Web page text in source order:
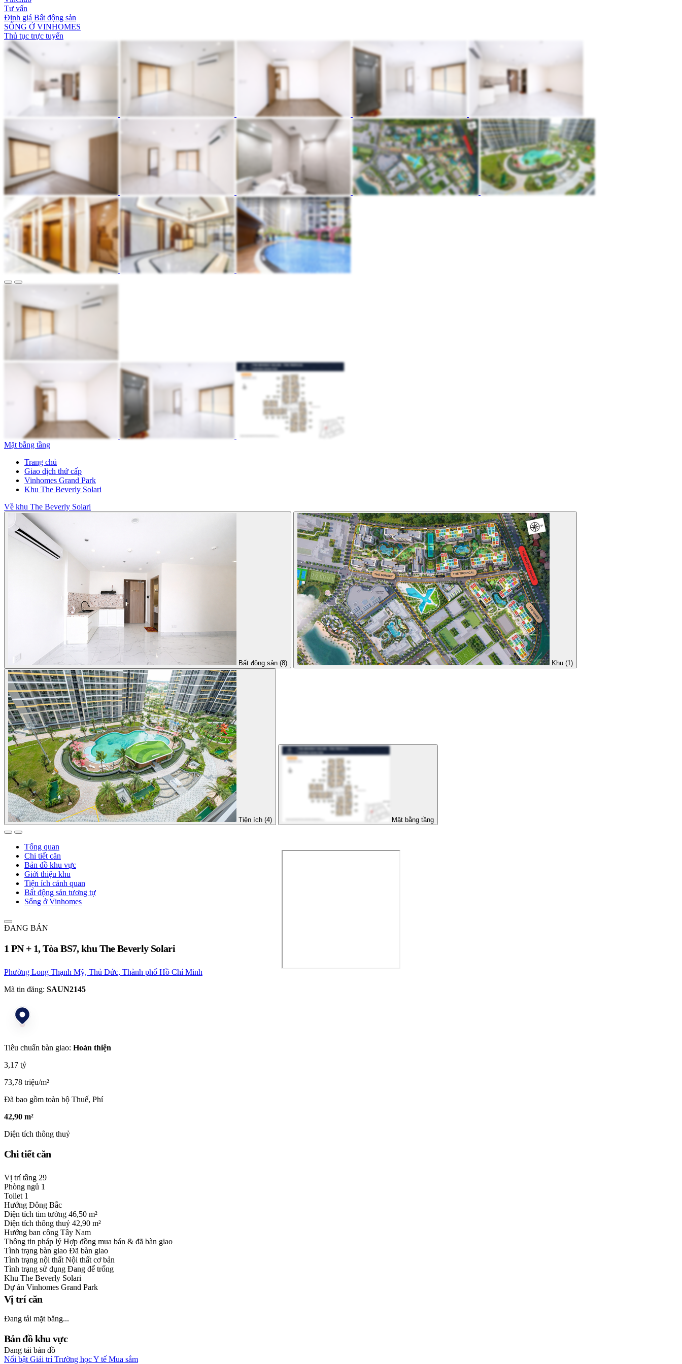
Tư vấn
Định giá Bất động sản
SỐNG Ở VINHOMES
Thủ tục trực tuyến
Mặt bằng tầng
Trang chủ
Giao dịch thứ cấp
Vinhomes Grand Park
Khu The Beverly Solari
Về khu The Beverly Solari
Bất động sản (8) Khu (1)
Tiện ích (4) Mặt bằng tầng
Tổng quan
Chi tiết căn
Bản đồ khu vực
Giới thiệu khu
Tiện ích cảnh quan
Bất động sản tương tự
Sống ở Vinhomes
ĐANG BÁN
1 PN + 1, Tòa BS7, khu The Beverly Solari
Phường Long Thạnh Mỹ, Thủ Đức, Thành phố Hồ Chí Minh
Mã tin đăng: SAUN2145
Tiêu chuẩn bàn giao: Hoàn thiện
3,17 tỷ
73,78 triệu/m²
Đã bao gồm toàn bộ Thuế, Phí
42,90 m²
Diện tích thông thuỷ
Chi tiết căn
Vị trí tầng 29
Phòng ngủ 1
Toilet 1
Hướng Đông Bắc
Diện tích tim tường 46,50 m²
Diện tích thông thuỷ 42,90 m²
Hướng ban công Tây Nam
Thông tin pháp lý Hợp đồng mua bán & đã bàn giao
Tình trạng bàn giao Đã bàn giao
Tình trạng nội thất Nội thất cơ bản
Tình trạng sử dụng Đang để trống
Khu The Beverly Solari
Dự án Vinhomes Grand Park
Vị trí căn
Đang tải mặt bằng...
Bản đồ khu vực
Đang tải bản đồ
Nổi bật Giải trí Trường họcY tế Mua sắm